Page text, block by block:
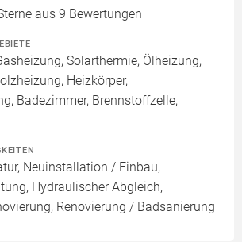
aus 9 Bewertungen
Solarthermie, Ölheizung,
Heizkörper,
Badezimmer, Brennstoffzelle,
Neuinstallation / Einbau,
Hydraulischer Abgleich,
Renovierung / Badsanierung